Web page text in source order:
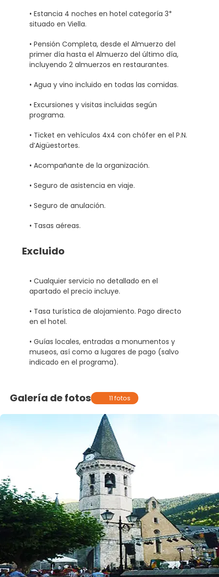
• Estancia 4 noches en hotel categoría 3*
situado en Viella.
• Pensión Completa, desde el Almuerzo del
primer día hasta el Almuerzo del último día,
incluyendo 2 almuerzos en restaurantes.
• Agua y vino incluido en todas las comidas.
• Excursiones y visitas incluidas según
programa.
• Ticket en vehículos 4x4 con chófer en el P.N.
d’Aigüestortes.
• Acompañante de la organización.
• Seguro de asistencia en viaje.
• Seguro de anulación.
• Tasas aéreas.
Excluido
• Cualquier servicio no detallado en el
apartado el precio incluye.
• Tasa turística de alojamiento. Pago directo
en el hotel.
• Guías locales, entradas a monumentos y
museos, así como a lugares de pago (salvo
indicado en el programa).
Galería de fotos 11 fotos